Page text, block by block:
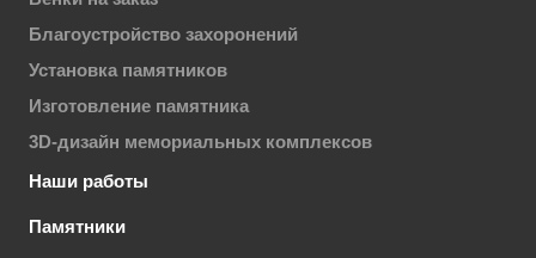
Благоустройство захоронений
Установка памятников
Изготовление памятника
3D-дизайн мемориальных комплексов
Наши работы
Памятники